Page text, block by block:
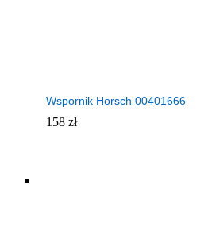
Wspornik Horsch 00401666
158 zł